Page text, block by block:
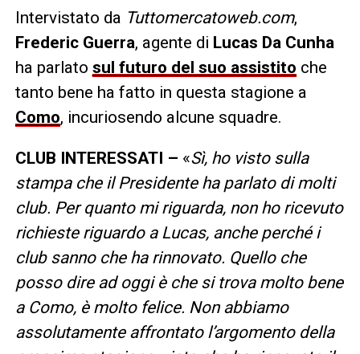
Intervistato da Tuttomercatoweb.com,
Frederic Guerra, agente di Lucas Da Cunha
ha parlato sul futuro del suo assistito che
tanto bene ha fatto in questa stagione a
Como, incuriosendo alcune squadre.
CLUB INTERESSATI – «Sì, ho visto sulla
stampa che il Presidente ha parlato di molti
club. Per quanto mi riguarda, non ho ricevuto
richieste riguardo a Lucas, anche perché i
club sanno che ha rinnovato. Quello che
posso dire ad oggi è che si trova molto bene
a Como, è molto felice. Non abbiamo
assolutamente affrontato l’argomento della